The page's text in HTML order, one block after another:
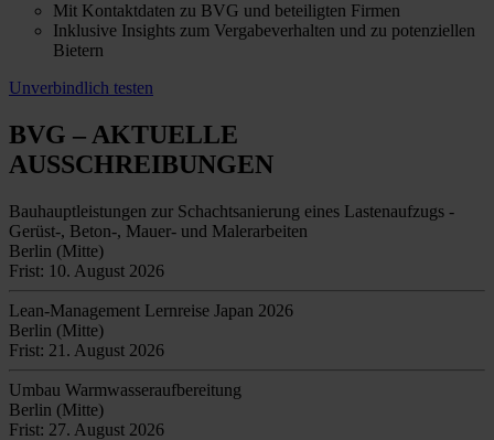
Mit Kontaktdaten zu BVG und beteiligten Firmen
Inklusive Insights zum Vergabeverhalten und zu potenziellen
Bietern
Unverbindlich testen
BVG – AKTUELLE
AUSSCHREIBUNGEN
Bauhauptleistungen zur Schachtsanierung eines Lastenaufzugs -
Gerüst-, Beton-, Mauer- und Malerarbeiten
Berlin (Mitte)
Frist: 10. August 2026
Lean-Management Lernreise Japan 2026
Berlin (Mitte)
Frist: 21. August 2026
Umbau Warmwasseraufbereitung
Berlin (Mitte)
Frist: 27. August 2026